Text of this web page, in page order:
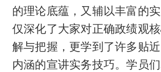
的理论底蕴，又辅以丰富的
仅深化了大家对正确政绩观
解与把握，更学到了许多贴
内涵的宣讲实务技巧。学员